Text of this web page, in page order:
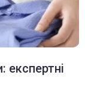
експертні